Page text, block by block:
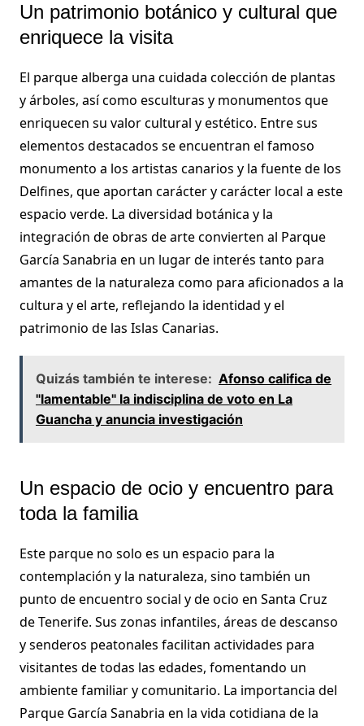
Un patrimonio botánico y cultural que
enriquece la visita
El parque alberga una cuidada colección de plantas
y árboles, así como esculturas y monumentos que
enriquecen su valor cultural y estético. Entre sus
elementos destacados se encuentran el famoso
monumento a los artistas canarios y la fuente de los
Delfines, que aportan carácter y carácter local a este
espacio verde. La diversidad botánica y la
integración de obras de arte convierten al Parque
García Sanabria en un lugar de interés tanto para
amantes de la naturaleza como para aficionados a la
cultura y el arte, reflejando la identidad y el
patrimonio de las Islas Canarias.
Quizás también te interese: Afonso califica de
"lamentable" la indisciplina de voto en La
Guancha y anuncia investigación
Un espacio de ocio y encuentro para
toda la familia
Este parque no solo es un espacio para la
contemplación y la naturaleza, sino también un
punto de encuentro social y de ocio en Santa Cruz
de Tenerife. Sus zonas infantiles, áreas de descanso
y senderos peatonales facilitan actividades para
visitantes de todas las edades, fomentando un
ambiente familiar y comunitario. La importancia del
Parque García Sanabria en la vida cotidiana de la